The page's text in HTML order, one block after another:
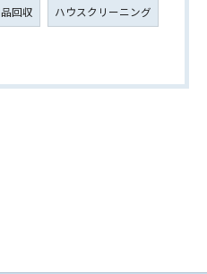
回収 ハウスクリーニング